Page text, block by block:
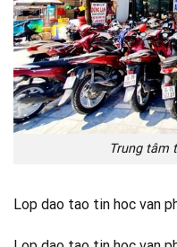
Trung tâm
Lop dao tao tin hoc van